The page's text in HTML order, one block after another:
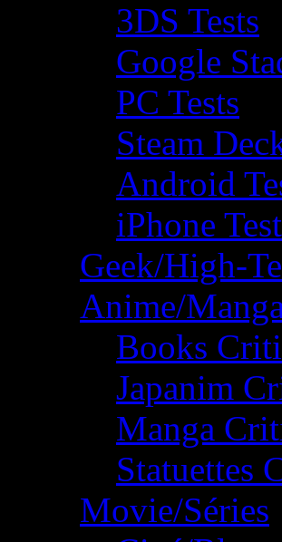
3DS Tests
Google
PC Tests
Steam
Android
iPhone
Geek/High-
Anime/
Books
Japanim
Manga
Statuettes
Movie/Séries